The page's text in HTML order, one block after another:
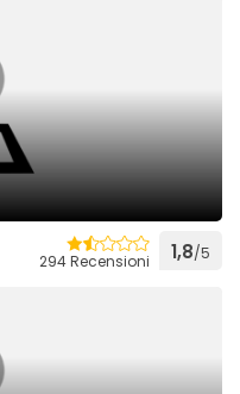
294 Recensioni 1,8/5